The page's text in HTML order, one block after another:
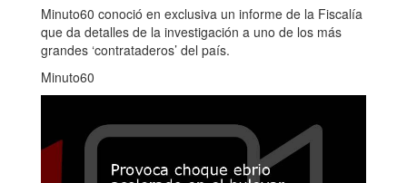
Minuto60 conoció en exclusiva un informe de la Fiscalía
que da detalles de la investigación a uno de los más
grandes ‘contrataderos’ del país.
Minuto60